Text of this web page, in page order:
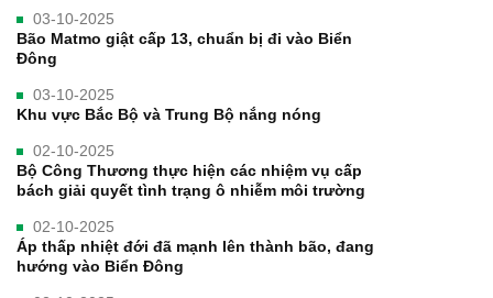
03-10-2025
Bão Matmo giật cấp 13, chuẩn bị đi vào Biển
Đông
03-10-2025
Khu vực Bắc Bộ và Trung Bộ nắng nóng
02-10-2025
Bộ Công Thương thực hiện các nhiệm vụ cấp
bách giải quyết tình trạng ô nhiễm môi trường
02-10-2025
Áp thấp nhiệt đới đã mạnh lên thành bão, đang
hướng vào Biển Đông